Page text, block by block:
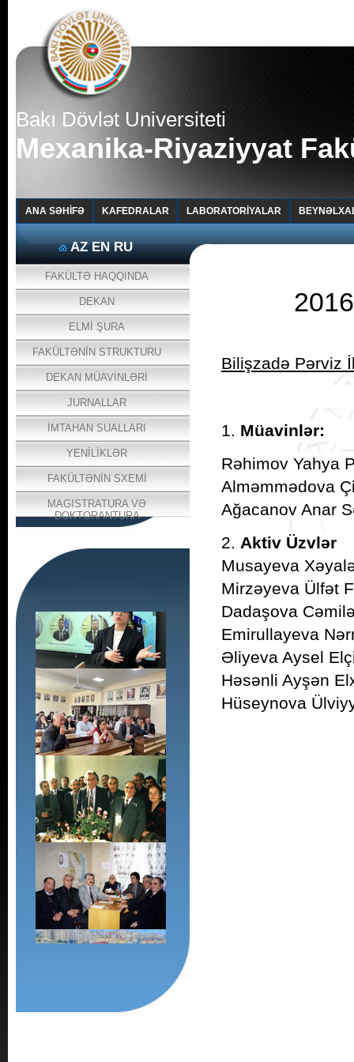
Bakı Dövlət Universiteti
Mexanika-Riyaziyyat
ANA SƏHİFƏ KAFEDRALAR LABORATORİYALAR
AZ EN RU
FAKÜLTƏ HAQQINDA
DEKAN
ELMİ ŞURA
FAKÜLTƏNİN STRUKTURU
DEKAN MÜAVİNLƏRİ
JURNALLAR
İMTAHAN SUALLARI
YENİLİKLƏR
FAKÜLTƏNİN SXEMİ
MAGISTRATURA VƏ
DOKTORANTURA
Bilişzadə Pərviz
1. Müavinlər:
Rəhimov Yahya
Alməmmədova
Ağacanov Anar
2. Aktiv Üzvlər
Musayeva
Mirzəyeva Ülfət
Dadaşova
Emirullayeva
Əliyeva Aysel
Həsənli Ayşən
Hüseynova